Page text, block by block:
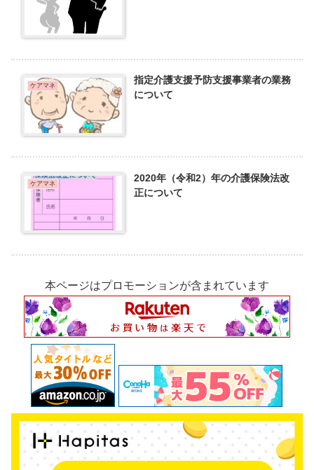
ケアマネ
指定介護支援予防支援事業者の業務
について
ケアマネ
2020年（令和2）年の介護保険法改
正について
本ページはプロモーションが含まれています